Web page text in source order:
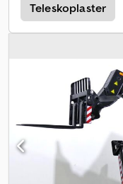
Teleskoplaster